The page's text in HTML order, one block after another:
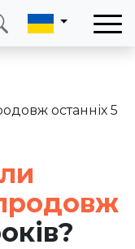
пошта